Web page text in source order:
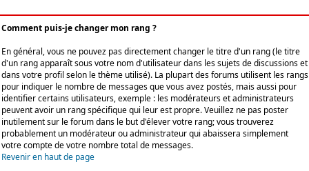
Comment puis-je changer mon rang ?
En général, vous ne pouvez pas directement changer le titre d'un rang (le titre
d'un rang apparaît sous votre nom d'utilisateur dans les sujets de discussions et
dans votre profil selon le thème utilisé). La plupart des forums utilisent les rangs
pour indiquer le nombre de messages que vous avez postés, mais aussi pour
identifier certains utilisateurs, exemple : les modérateurs et administrateurs
peuvent avoir un rang spécifique qui leur est propre. Veuillez ne pas poster
inutilement sur le forum dans le but d'élever votre rang; vous trouverez
probablement un modérateur ou administrateur qui abaissera simplement
votre compte de votre nombre total de messages.
Revenir en haut de page